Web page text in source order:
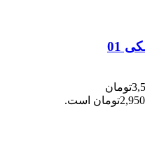
01
قیمت اصلی 3,550,000تومان